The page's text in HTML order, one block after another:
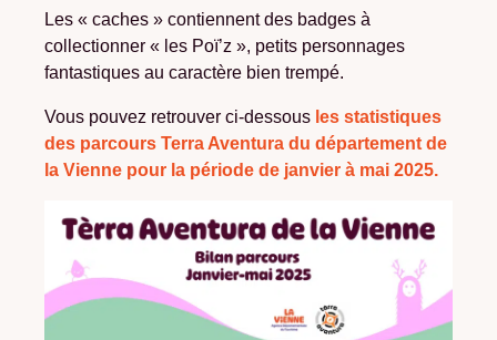
Les « caches » contiennent des badges à
collectionner « les Poï’z », petits personnages
fantastiques au caractère bien trempé.
Vous pouvez retrouver ci-dessous les statistiques
des parcours Terra Aventura du département de
la Vienne pour la période de janvier à mai 2025.